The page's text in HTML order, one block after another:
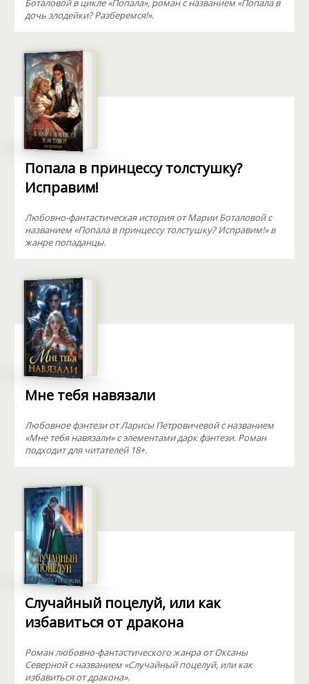
Боталовой в цикле «Попала», роман с названием «Попала в
дочь злодейки? Разберемся!».
Попала в принцессу толстушку?
Исправим!
Любовно-фантастическая история от Марии Боталовой с
названием «Попала в принцессу толстушку? Исправим!» в
жанре попаданцы.
Мне тебя навязали
Любовное фэнтези от Ларисы Петровичевой с названием
«Мне тебя навязали» с элементами дарк фэнтези. Роман
подходит для читателей 18+.
Случайный поцелуй, или как
избавиться от дракона
Роман любовно-фантастического жанра от Оксаны
Северной с названием «Случайный поцелуй, или как
избавиться от дракона».